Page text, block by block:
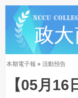
本期電子報 » 活動預告
【05月